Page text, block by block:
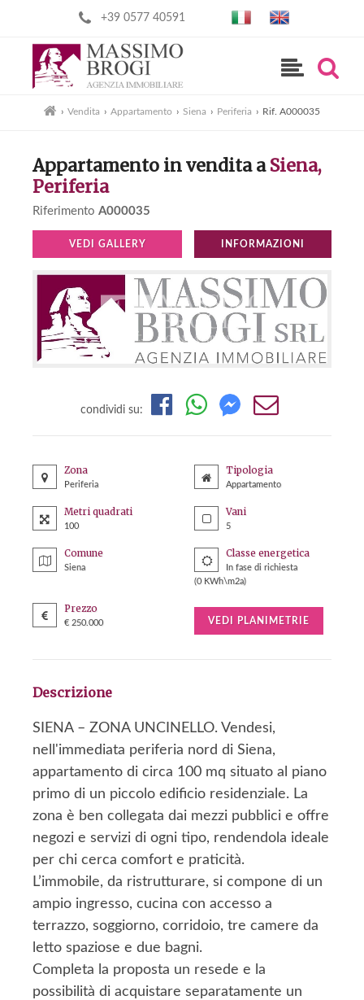
+39 0577 40591
› Vendita › Appartamento › Siena › Periferia › Rif. A000035
Appartamento in vendita aSiena,
Periferia
Riferimento A000035
VEDI GALLERY INFORMAZIONI
condividi su:
Zona
Periferia
Tipologia
Appartamento
Metri quadrati
100
Vani
5
Comune
Siena
Classe energetica
In fase di richiesta
(0 KWh\m2a)
Prezzo
€ 250.000 VEDI PLANIMETRIE
Descrizione
SIENA – ZONA UNCINELLO. Vendesi,
nell'immediata periferia nord di Siena,
appartamento di circa 100 mq situato al piano
primo di un piccolo edificio residenziale. La
zona è ben collegata dai mezzi pubblici e offre
negozi e servizi di ogni tipo, rendendola ideale
per chi cerca comfort e praticità.
L’immobile, da ristrutturare, si compone di un
ampio ingresso, cucina con accesso a
terrazzo, soggiorno, corridoio, tre camere da
letto spaziose e due bagni.
Completa la proposta un resede e la
possibilità di acquistare separatamente un